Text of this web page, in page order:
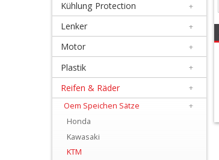
Schmierstoffe
Armaturen
Kühlung Protection +
Lenker +
Motor +
Plastik +
Reifen & Räder
+
Oem Speichen Sätze
+
Honda
Kawasaki
KTM